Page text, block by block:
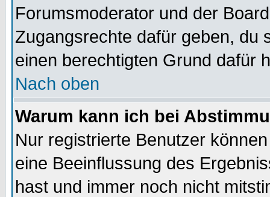
Forumsmoderator und der
Zugangsrechte dafür geben, du
einen berechtigten Grund dafür
Nach oben
Warum kann ich bei
Nur registrierte Benutzer
eine Beeinflussung des
hast und immer noch nicht